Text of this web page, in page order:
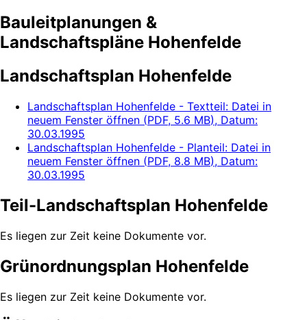
Bauleitplanungen &
Landschaftspläne Hohenfelde
Landschaftsplan Hohenfelde
Landschaftsplan Hohenfelde - Textteil: Datei in
neuem Fenster öffnen (PDF, 5.6 MB), Datum:
30.03.1995
Landschaftsplan Hohenfelde - Planteil: Datei in
neuem Fenster öffnen (PDF, 8.8 MB), Datum:
30.03.1995
Teil-Landschaftsplan Hohenfelde
Es liegen zur Zeit keine Dokumente vor.
Grünordnungsplan Hohenfelde
Es liegen zur Zeit keine Dokumente vor.